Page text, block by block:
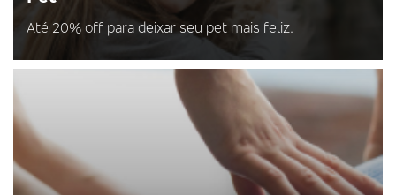
Até 20% off para deixar seu pet mais feliz.